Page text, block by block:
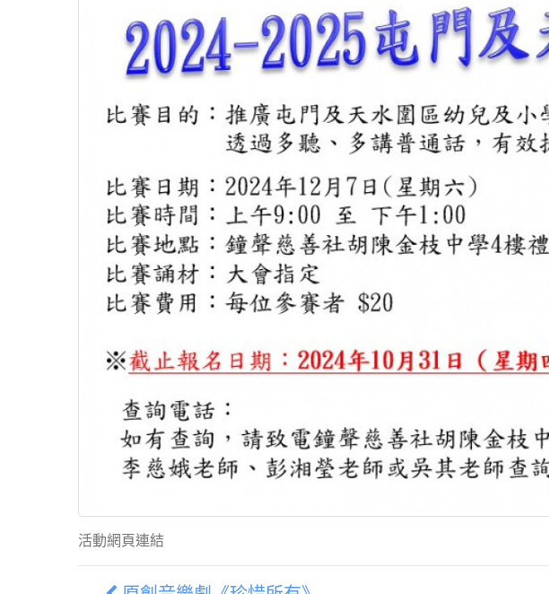
活動網頁連結